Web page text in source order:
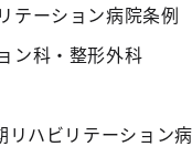
ーション病院条例
科・整形外科
ビリテーション病